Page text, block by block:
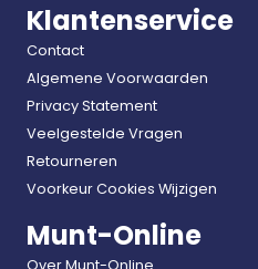
Klantenservice
Contact
Algemene Voorwaarden
Privacy Statement
Veelgestelde Vragen
Retourneren
Voorkeur Cookies Wijzigen
Munt-Online
Over Munt-Online